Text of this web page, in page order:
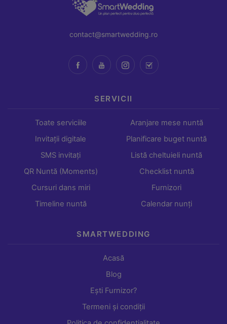
contact@smartwedding.ro
SERVICII
Toate serviciile
Invitații digitale
SMS invitați
QR Nuntă (Moments)
Cursuri dans miri
Timeline nuntă
Aranjare mese nuntă
Planificare buget nuntă
Listă cheltuieli nuntă
Checklist nuntă
Furnizori
Calendar nunți
SMARTWEDDING
Acasă
Blog
Ești Furnizor?
Termeni și condiții